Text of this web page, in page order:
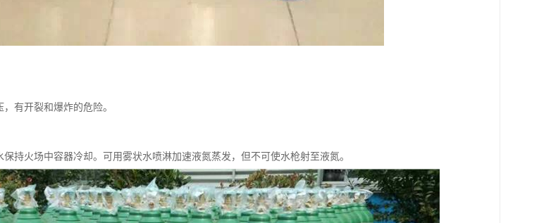
有开裂和爆炸的危险。
持火场中容器冷却。可用雾状水喷淋加速液氮蒸发，但不可使水枪射至液氮。